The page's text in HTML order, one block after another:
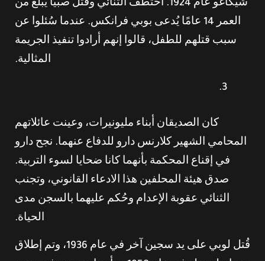
شيكاغو عام 1924. اختطف الثنائي وقتل صبيًا يبلغ من
العمر 14 عامًا يُدعى بوبي فرانكس. عندما سُئلوا عن
سبب قتلهم للطفل، قالوا إنهم أرادوا تنفيذ الجريمة
المثالية.
كان الصديقان أبناء مليونيرات، وعينت عائلاتهم
المحامي الشهير كلارنس دارو للدفاع عنهما. نجح دارو
في إقناع المحكمة بأنهما كانا ضحايا لسوء التربية.
صدق هيئة المحلفين هذا الادعاء القانوني، وتجنب
الثنائي عقوبة الإعدام وحُكم عليهما بالسجن مدى
الحياة.
قُتل لوبي على يد سجين آخر في عام 1936، وتم إطلاق